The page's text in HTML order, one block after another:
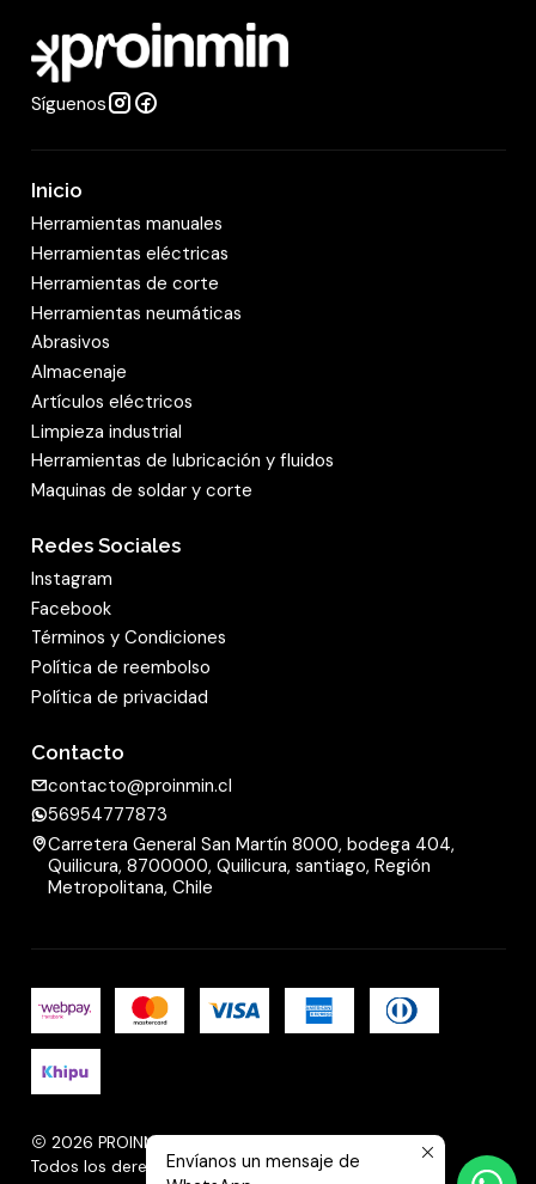
d
Síguenos
Inicio
Herramientas manuales
Herramientas eléctricas
Herramientas de corte
Herramientas neumáticas
Abrasivos
Almacenaje
Artículos eléctricos
Limpieza industrial
Herramientas de lubricación y fluidos
Maquinas de soldar y corte
Redes Sociales
Instagram
Facebook
Términos y Condiciones
Política de reembolso
Política de privacidad
Contacto
contacto@proinmin.cl
56954777873
Carretera General San Martín 8000, bodega 404,
Quilicura, 8700000, Quilicura, santiago, Región
Metropolitana, Chile
2026 PROINMIN.
Todos los derechos reservados.Desarrollado por
Envíanos un mensaje de